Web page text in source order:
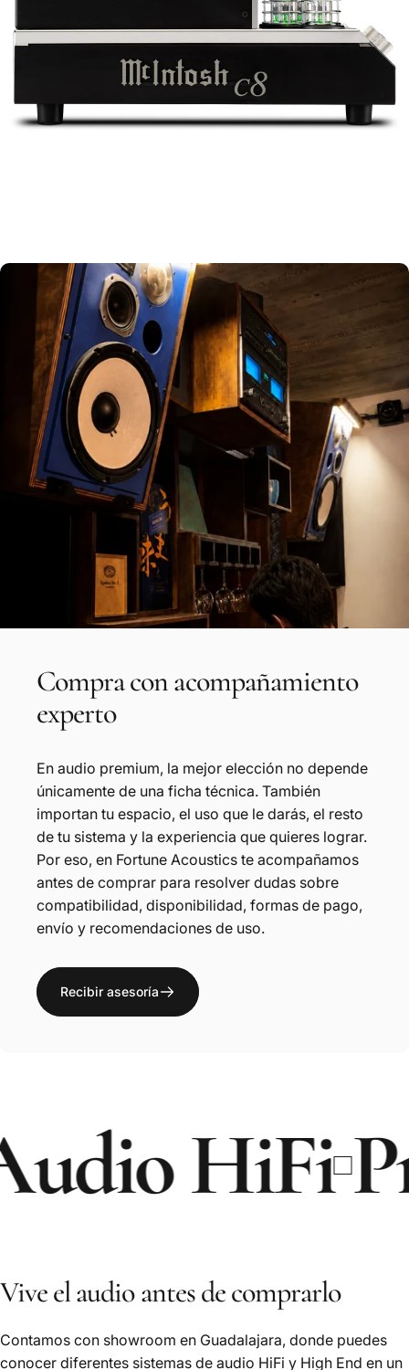
Compraconacompañamiento
experto
En audio premium, la mejor elección no depende
únicamente de una ficha técnica. También
importan tu espacio, el uso que le darás, el resto
de tu sistema y la experiencia que quieres lograr.
Por eso, en Fortune Acoustics te acompañamos
antes de comprar para resolver dudas sobre
compatibilidad, disponibilidad, formas de pago,
envío y recomendaciones de uso.
Recibir asesoría
HiFi
Vive el audio antes de comprarlo
Contamos con showroom en Guadalajara, donde puedes
conocer diferentes sistemas de audio HiFi y High End en un